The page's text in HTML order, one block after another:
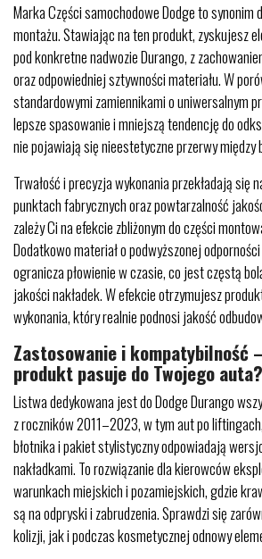
Marka Części samochodowe Dodge to synonim
montażu. Stawiając na ten produkt, zyskujesz
pod konkretne nadwozie Durango, z
oraz odpowiedniej sztywności materiału. W
standardowymi zamiennikami o uniwersalnym
lepsze spasowanie i mniejszą tendencję do
nie pojawiają się nieestetyczne przerwy między
Trwałość i precyzja wykonania przekładają się
punktach fabrycznych oraz powtarzalność
zależy Ci na efekcie zbliżonym do części
Dodatkowo materiał o podwyższonej
ogranicza płowienie w czasie, co jest częstą
jakości nakładek. W efekcie otrzymujesz
wykonania, który realnie podnosi jakość
Zastosowanie i kompatybilność
produkt pasuje do Twojego auta?
Listwa dedykowana jest do Dodge Durango
z roczników 2011–2023, w tym aut po
błotnika i pakiet stylistyczny odpowiadają
nakładkami. To rozwiązanie dla kierowców
warunkach miejskich i pozamiejskich, gdzie
są na odpryski i zabrudzenia. Sprawdzi się
kolizji, jak i podczas kosmetycznej odnowy